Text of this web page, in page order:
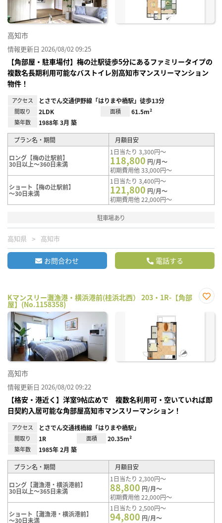
高知市
情報更新日 2026/08/02 09:25
【角部屋・駐車場付】梅の辻駅徒歩5分にあるファミリータイプの
複数名長期利用可能なバストイレ別高知市マンスリーマンション
物件！
アクセス とさでん交通伊野線「はりまや橋駅」徒歩13分
間取り 2LDK 面積 61.5m²
築年数 1988年 3月 築
プラン名・期間 月額目安
ロング【梅の辻駅前】
30日以上～360日未満
1日当たり 3,300円～
118,800 円/月～
初期費用他 33,000円～
ショート【梅の辻駅前】
～30日未満
1日当たり 3,400円～
121,800 円/月～
初期費用他 22,000円～
駐車場あり
高知県 高知市
お問合わせ 電話する
Kマンスリー灘漁港・横浜港前(桂浜北西） 203・1R-【角部
屋】(No.1158358)
に入
高知市
情報更新日 2026/08/02 09:22
【格安・港近く】洋室9帖広めで 複数名利用可・空いていれば即
日契約入居可能な角部屋高知市マンスリーマンション！
アクセス とさでん交通桟橋線「はりまや橋駅」
間取り 1R 面積 20.35m²
築年数 1985年 2月 築
プラン名・期間 月額目安
ロング【灘漁港・横浜港前】
30日以上～365日未満
1日当たり 2,300円～
88,800 円/月～
初期費用他 22,000円～
ショート【灘漁港・横浜港前】
～30日未満
1日当たり 2,500円～
94,800 円/月～